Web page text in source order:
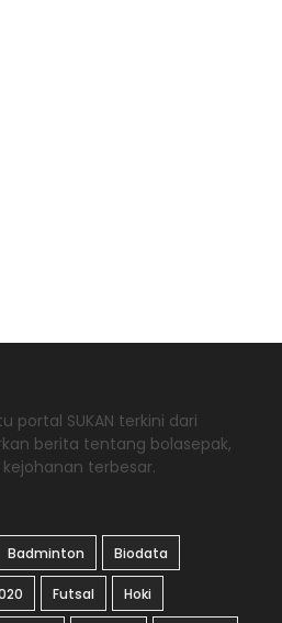
portal SUKAN terkini dari
berita tentang bolasepak,
terbesar.
Badminton Biodata
Futsal Hoki